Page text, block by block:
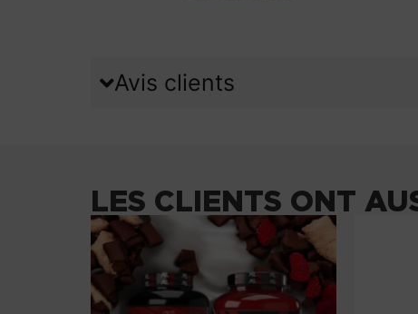
Avis clients
LES CLIENTS ONT